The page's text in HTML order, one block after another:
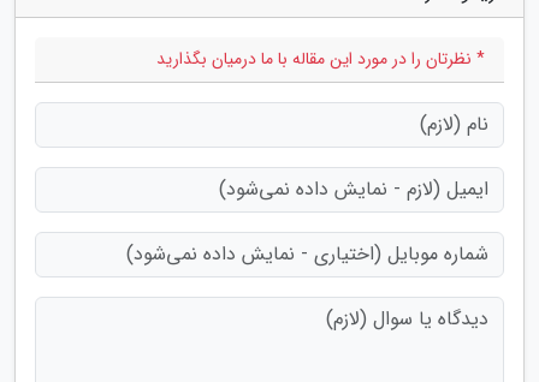
* نظرتان را در مورد این مقاله با ما درمیان بگذارید